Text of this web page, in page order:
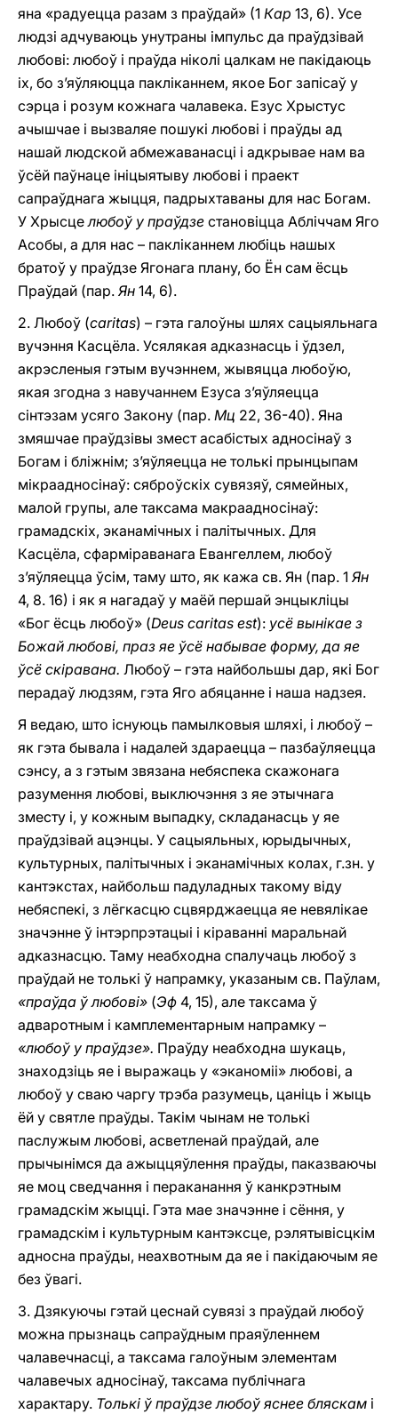
яна «радуецца разам з праўдай» (1 Кар 13, 6). Усе
людзі адчуваюць унутраны імпульс да праўдзівай
любові: любоў і праўда ніколі цалкам не пакідаюць
іх, бо з’яўляюцца пакліканнем, якое Бог запісаў у
сэрца i розум кожнага чалавека. Езус Хрыстус
ачышчае i вызваляе пошукі любові і праўды ад
нашай людской абмежаванасці i адкрывае нам ва
ўсёй паўнаце ініцыятыву любові i праект
сапраўднага жыцця, падрыхтаваны для нас Богам.
У Хрысцелюбоў у праўдзе становіцца Абліччам Яго
Асобы, a для нас – пакліканнем любіць нашых
братоў у праўдзе Ягонага плану, бо Ён сам ёсць
Праўдай (пар. Ян 14, 6).
2. Любоў (caritas) – гэта галоўны шлях сацыяльнага
вучэння Касцёла. Усялякая адказнасць i ўдзел,
акрэсленыя гэтым вучэннем, жывяцца любоўю,
якая згодна з навучаннем Езуса з’яўляецца
сінтэзам усяго Закону (пар. Мц 22, 36-40). Яна
змяшчае праўдзівы змест асабістых адносінаў з
Богам i бліжнім; з’яўляецца не толькі прынцыпам
мікраадносінаў: сяброўскіх сувязяў, сямейных,
малой групы, але таксама макраадносінаў:
грамадскіх, эканамічных i палітычных. Для
Касцёла, сфарміраванага Евангеллем, любоў
з’яўляецца ўсім, таму што, як кажа св. Ян (пар. 1 Ян
4, 8. 16) i як я нагадаў у маёй першай энцыкліцы
«Бог ёсць любоў» (Deus caritas est): усё вынікае з
Божай любові, праз яе ўсё набывае форму, да яе
ўсё скіравана. Любоў – гэта найбольшы дар, які Бог
перадаў людзям, гэта Яго абяцанне i наша надзея.
Я ведаю, што існуюць памылковыя шляхі, і любоў –
як гэта бывала i надалей здараецца – пазбаўляецца
сэнсу, а з гэтым звязана небяспека скажонага
разумення любові, выключэння з яе этычнага
зместу i, у кожным выпадку, складанасць у яе
праўдзівай ацэнцы. У сацыяльных, юрыдычных,
культурных, палітычных i эканамічных колах, г.зн. у
кантэкстах, найбольш падуладных такому віду
небяспекі, з лёгкасцю сцвярджаецца яе невялікае
значэнне ў інтэрпрэтацыі i кіраванні маральнай
адказнасцю. Таму неабходна спалучаць любоў з
праўдай не толькі ў напрамку, указаным св. Паўлам,
«праўда ў любові» (Эф 4, 15), але таксама ў
адваротным i камплементарным напрамку –
«любоў у праўдзе». Праўду неабходна шукаць,
знаходзіць яе i выражаць у «эканоміі» любові, а
любоў у сваю чаргу трэба разумець, цаніць i жыць
ёй у святле праўды. Такім чынам не толькі
паслужым любові, асветленай праўдай, але
прычынімся да ажыццяўлення праўды, паказваючы
яе моц сведчання i пераканання ў канкрэтным
грамадскім жыцці. Гэта мае значэнне і сёння, у
грамадскім i культурным кантэксце, рэлятывісцкім
адносна праўды, неахвотным да яе і пакідаючым яе
без ўвагі.
3. Дзякуючы гэтай цеснай сувязі з праўдай любоў
можна прызнаць сапраўдным праяўленнем
чалавечнасці, а таксама галоўным элементам
чалавечых адносінаў, таксама публічнага
характару. Толькі ў праўдзе любоў яснее бляскам i